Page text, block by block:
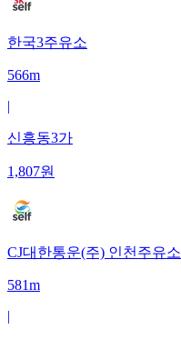
한국3주유소
566m
|
신흥동3가
1,807원
CJ대한통운(주) 인천주유소
581m
|